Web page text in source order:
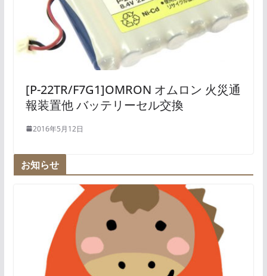
[P-22TR/F7G1]OMRON オムロン 火災通
報装置他 バッテリーセル交換
2016年5月12日
お知らせ